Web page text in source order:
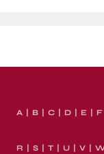
A B C D E F
R S T U V